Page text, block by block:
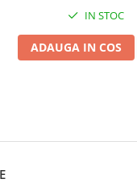
IN STOC
ADAUGA IN COS